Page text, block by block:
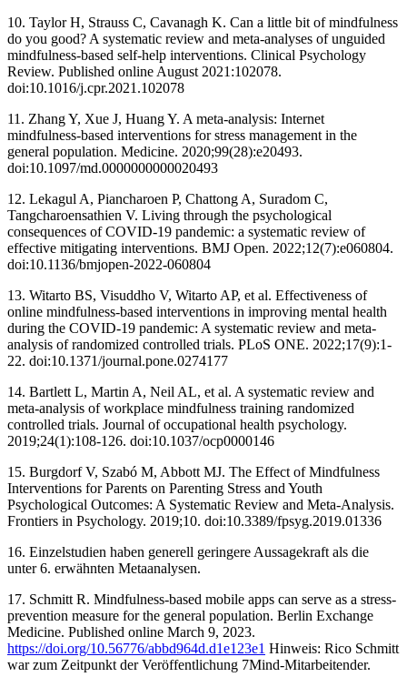
10. Taylor H, Strauss C, Cavanagh K. Can a little bit of mindfulness
do you good? A systematic review and meta-analyses of unguided
mindfulness-based self-help interventions. Clinical Psychology
Review. Published online August 2021:102078.
doi:10.1016/j.cpr.2021.102078 ‌
11. Zhang Y, Xue J, Huang Y. A meta-analysis: Internet
mindfulness-based interventions for stress management in the
general population. Medicine. 2020;99(28):e20493.
doi:10.1097/md.0000000000020493 ‌
12. Lekagul A, Piancharoen P, Chattong A, Suradom C,
Tangcharoensathien V. Living through the psychological
consequences of COVID-19 pandemic: a systematic review of
effective mitigating interventions. BMJ Open. 2022;12(7):e060804.
doi:10.1136/bmjopen-2022-060804 ‌
13. Witarto BS, Visuddho V, Witarto AP, et al. Effectiveness of
online mindfulness-based interventions in improving mental health
during the COVID-19 pandemic: A systematic review and meta-
analysis of randomized controlled trials. PLoS ONE. 2022;17(9):1-
22. doi:10.1371/journal.pone.0274177 ‌
14. Bartlett L, Martin A, Neil AL, et al. A systematic review and
meta-analysis of workplace mindfulness training randomized
controlled trials. Journal of occupational health psychology.
2019;24(1):108-126. doi:10.1037/ocp0000146 ‌
‌15. Burgdorf V, Szabó M, Abbott MJ. The Effect of Mindfulness
Interventions for Parents on Parenting Stress and Youth
Psychological Outcomes: A Systematic Review and Meta-Analysis.
Frontiers in Psychology. 2019;10. doi:10.3389/fpsyg.2019.01336 ‌
16. Einzelstudien haben generell geringere Aussagekraft als die
unter 6. erwähnten Metaanalysen.
17. Schmitt R. Mindfulness-based mobile apps can serve as a stress-
prevention measure for the general population. Berlin Exchange
Medicine. Published online March 9, 2023.
https://doi.org/10.56776/abbd964d.d1e123e1 Hinweis: Rico Schmitt
war zum Zeitpunkt der Veröffentlichung 7Mind-Mitarbeitender.